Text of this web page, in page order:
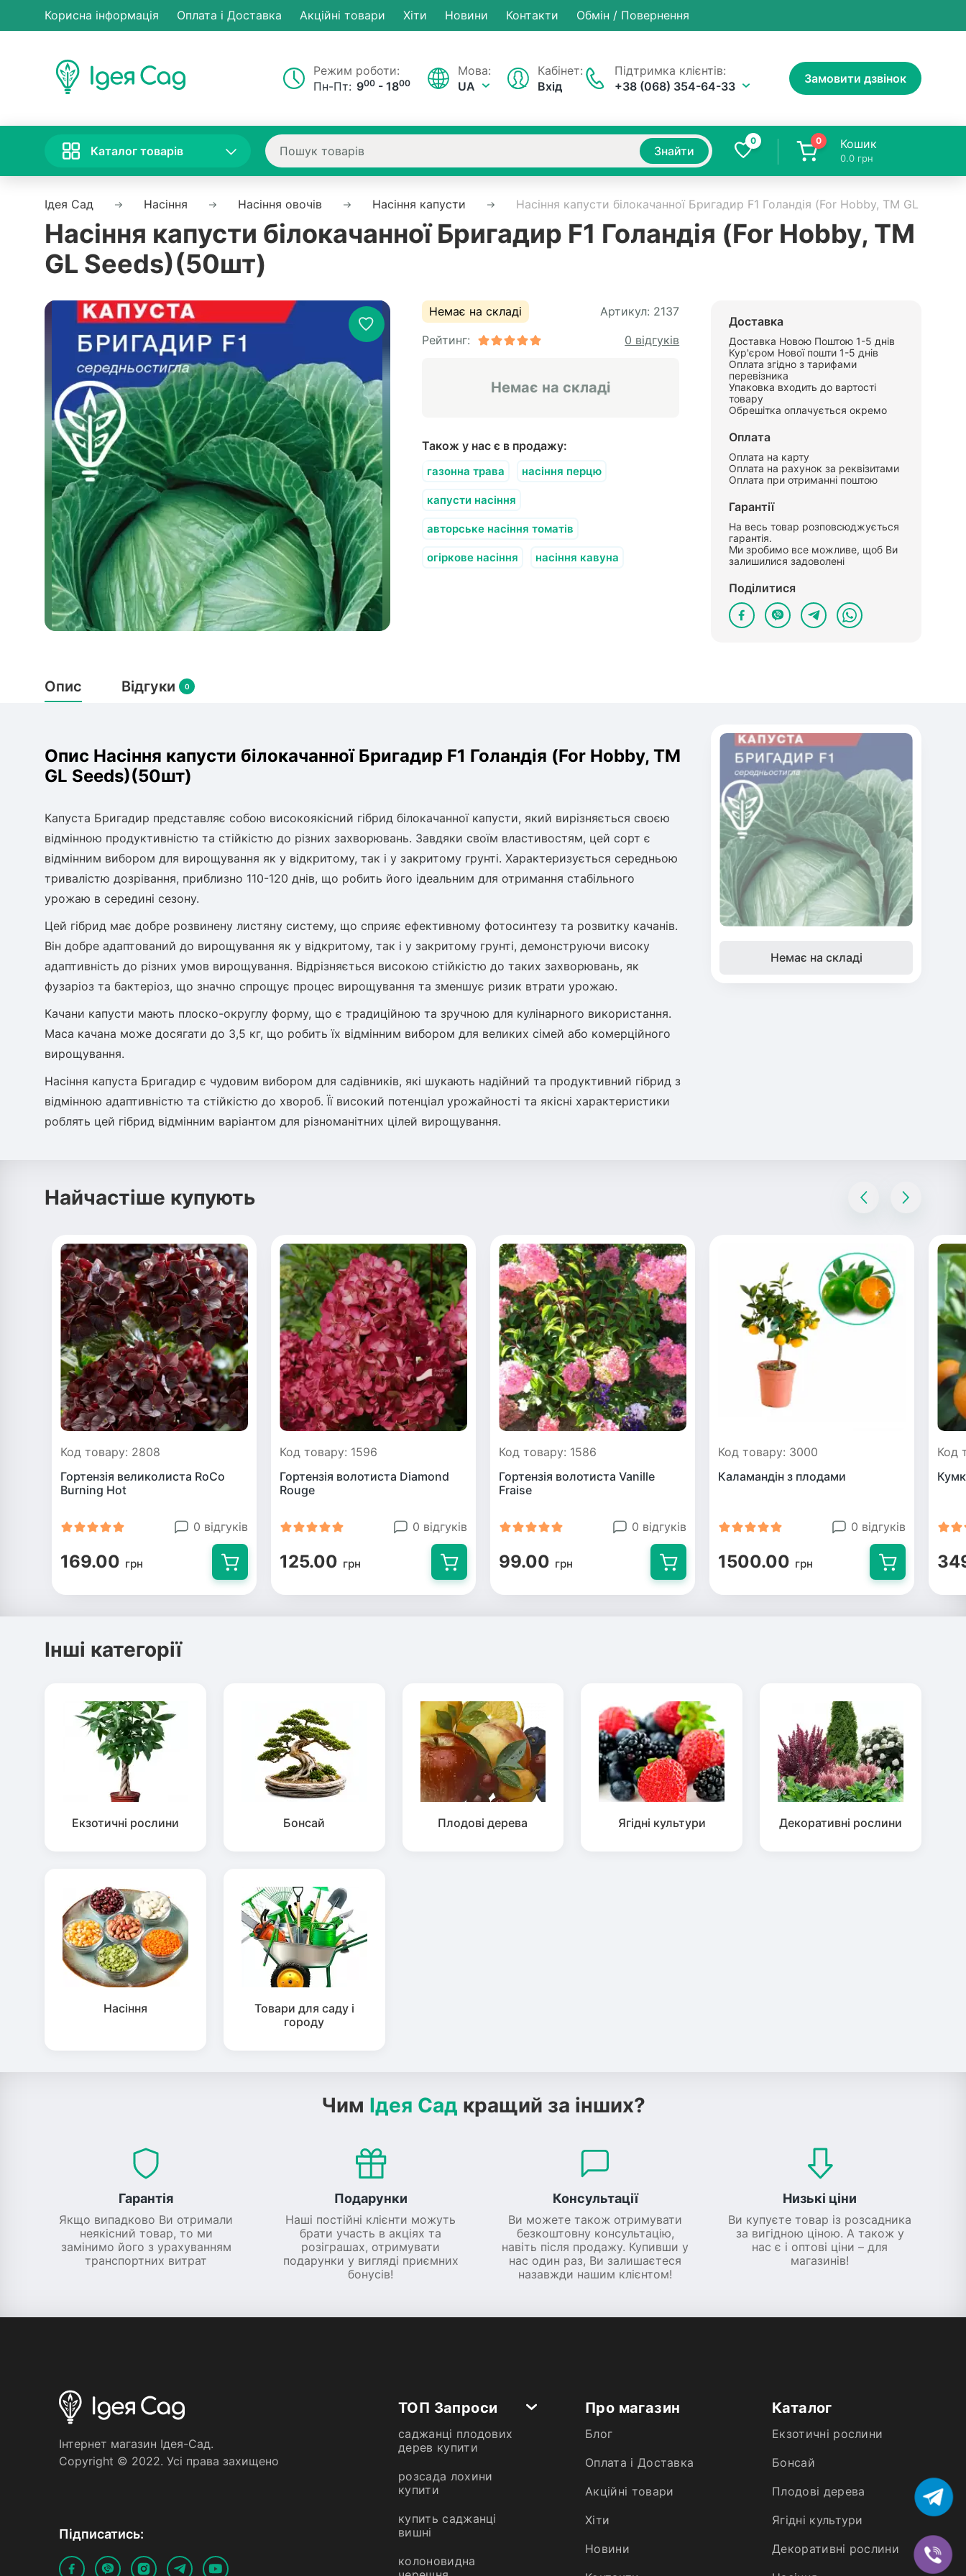
Корисна інформація Оплата і Доставка Акційні товари Хiти Новини Контакти Обмін / Повернення
Режим роботи:
Пн-Пт: 900 - 1800
Підтримка клієнтів:
+38 (068) 354-64-33
Мова:
UA
Кабінет:
Вхід
Замовити дзвінок
Каталог товарів Знайти
0 0 Кошик
0.0 грн
Ідея Сад Насіння Насіння овочів Насіння капусти Насіння капусти білокачанної Бригадир F1 Голандія (For Hobby, TM GL
Насіння капусти білокачанної Бригадир F1 Голандія (For Hobby, TM
GL Seeds)(50шт)
Немає на складі Артикул: 2137
Рейтинг:
0 відгуків
Немає на складі
Також у нас є в продажу:
газонна трава насіння перцю
капусти насіння
авторське насіння томатів
огіркове насіння насіння кавуна
Доставка
Доставка Новою Поштою 1-5 днів
Кур'єром Нової пошти 1-5 днів
Оплата згідно з тарифами
перевізника
Упаковка входить до вартості
товару
Обрешітка оплачується окремо
Оплата
Оплата на карту
Оплата на рахунок за реквізитами
Оплата при отриманні поштою
Гарантії
На весь товар розповсюджується
гарантія.
Ми зробимо все можливе, щоб Ви
залишилися задоволені
Поділитися
Опис Відгуки 0
Опис Насіння капусти білокачанної Бригадир F1 Голандія (For Hobby, TM
GL Seeds)(50шт)
Капуста Бригадир представляє собою високоякісний гібрид білокачанної капусти, який вирізняється своєю
відмінною продуктивністю та стійкістю до різних захворювань. Завдяки своїм властивостям, цей сорт є
відмінним вибором для вирощування як у відкритому, так і у закритому грунті. Характеризується середньою
тривалістю дозрівання, приблизно 110-120 днів, що робить його ідеальним для отримання стабільного
урожаю в середині сезону.
Цей гібрид має добре розвинену листяну систему, що сприяє ефективному фотосинтезу та розвитку качанів.
Він добре адаптований до вирощування як у відкритому, так і у закритому грунті, демонструючи високу
адаптивність до різних умов вирощування. Відрізняється високою стійкістю до таких захворювань, як
фузаріоз та бактеріоз, що значно спрощує процес вирощування та зменшує ризик втрати урожаю.
Качани капусти мають плоско-округлу форму, що є традиційною та зручною для кулінарного використання.
Маса качана може досягати до 3,5 кг, що робить їх відмінним вибором для великих сімей або комерційного
вирощування.
Насіння капуста Бригадир є чудовим вибором для садівників, які шукають надійний та продуктивний гібрид з
відмінною адаптивністю та стійкістю до хвороб. Її високий потенціал урожайності та якісні характеристики
роблять цей гібрид відмінним варіантом для різноманітних цілей вирощування.
Немає на складі
Найчастіше купують
Код товару: 2808
Гортензія великолиста RoCo
Burning Hot
0 відгуків
169.00 грн
Код товару: 1596
Гортензія волотиста Diamond
Rouge
0 відгуків
125.00 грн
Код товару: 1586
Гортензія волотиста Vanille
Fraise
0 відгуків
99.00 грн
Код товару: 3000
Каламандін з плодами
0 відгуків
1500.00 грн
Код
Інші категорії
Екзотичні рослини Бонсай Плодові дерева Ягідні культури Декоративні рослини
Насіння
Товари для саду і
городу
Чим Ідея Сад кращий за інших?
Гарантія
Якщо випадково Ви отримали
неякісний товар, то ми
замінимо його з урахуванням
транспортних витрат
Подарунки
Наші постійні клієнти можуть
брати участь в акціях та
розіграшах, отримувати
подарунки у вигляді приємних
бонусів!
Консультації
Ви можете також отримувати
безкоштовну консультацію,
навіть після продажу. Купивши у
нас один раз, Ви залишаєтеся
назавжди нашим клієнтом!
Низькі ціни
Ви купуєте товар із розсадника
за вигідною ціною. А також у
нас є і оптові ціни – для
магазинів!
Iнтернет магазин Iдея-Сад.
Copyright © 2022. Усi права захищено
Пiдписатись:
ТОП Запроси
саджанці плодових
дерев купити
розсада лохини
купити
купить саджанці
вишні
колоновидна
Про магазин
Блог
Оплата і Доставка
Акційні товари
Хiти
Новини
Каталог
Екзотичні рослини
Бонсай
Плодові дерева
Ягідні культури
Декоративні рослини